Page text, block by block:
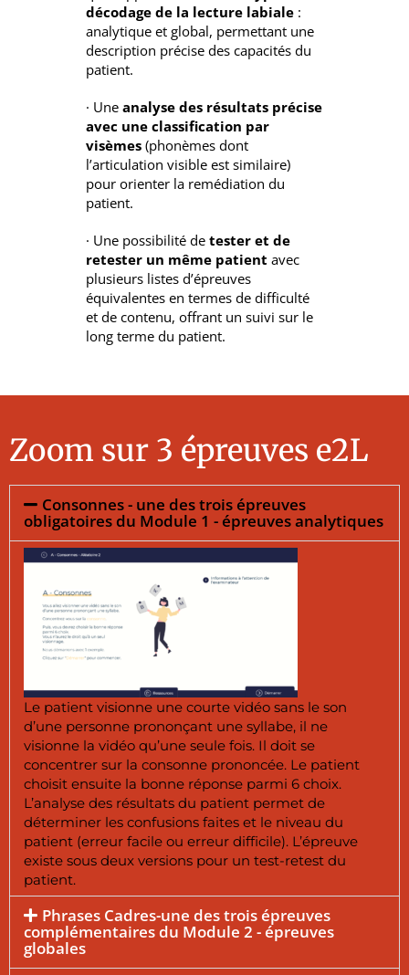
décodage de la lecture labiale :
analytique et global, permettant une
description précise des capacités du
patient.
· Une analyse des résultats précise
avec une classification par
visèmes (phonèmes dont
l’articulation visible est similaire)
pour orienter la remédiation du
patient.
· Une possibilité de tester et de
retester un même patient avec
plusieurs listes d’épreuves
équivalentes en termes de difficulté
et de contenu, offrant un suivi sur le
long terme du patient.
Zoom sur 3 épreuves e2L
Consonnes - une des trois épreuves
obligatoires du Module 1 - épreuves analytiques
Le patient visionne une courte vidéo sans le son
d’une personne prononçant une syllabe, il ne
visionne la vidéo qu’une seule fois. Il doit se
concentrer sur la consonne prononcée. Le patient
choisit ensuite la bonne réponse parmi 6 choix.
L’analyse des résultats du patient permet de
déterminer les confusions faites et le niveau du
patient (erreur facile ou erreur difficile). L’épreuve
existe sous deux versions pour un test-retest du
patient.
Phrases Cadres-une des trois épreuves
complémentaires du Module 2 - épreuves
globales